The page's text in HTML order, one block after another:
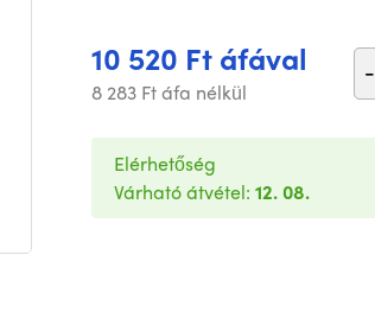
10 520 Ft áfával
8 283 Ft áfa nélkül
-
Elérhetőség
Várható átvétel: 12. 08.